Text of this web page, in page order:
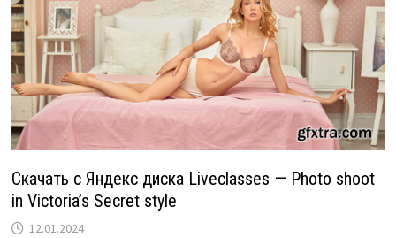
Скачать с Яндекс диска Liveclasses — Photo shoot
in Victoria’s Secret style
12.01.2024